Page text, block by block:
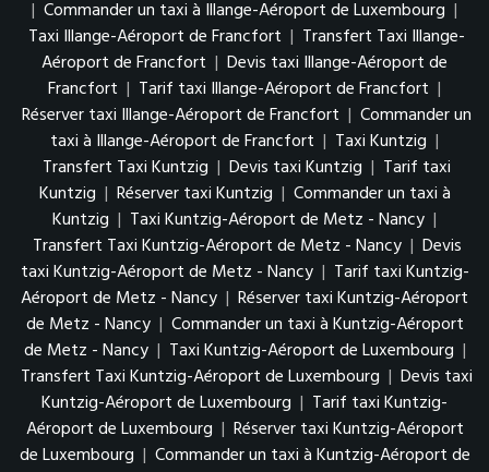
| Commander un taxi à Illange-Aéroport de Luxembourg |
Taxi Illange-Aéroport de Francfort | Transfert Taxi Illange-
Aéroport de Francfort | Devis taxi Illange-Aéroport de
Francfort | Tarif taxi Illange-Aéroport de Francfort |
Réserver taxi Illange-Aéroport de Francfort | Commander un
taxi à Illange-Aéroport de Francfort | Taxi Kuntzig |
Transfert Taxi Kuntzig | Devis taxi Kuntzig | Tarif taxi
Kuntzig | Réserver taxi Kuntzig | Commander un taxi à
Kuntzig | Taxi Kuntzig-Aéroport de Metz - Nancy |
Transfert Taxi Kuntzig-Aéroport de Metz - Nancy | Devis
taxi Kuntzig-Aéroport de Metz - Nancy | Tarif taxi Kuntzig-
Aéroport de Metz - Nancy | Réserver taxi Kuntzig-Aéroport
de Metz - Nancy | Commander un taxi à Kuntzig-Aéroport
de Metz - Nancy | Taxi Kuntzig-Aéroport de Luxembourg |
Transfert Taxi Kuntzig-Aéroport de Luxembourg | Devis taxi
Kuntzig-Aéroport de Luxembourg | Tarif taxi Kuntzig-
Aéroport de Luxembourg | Réserver taxi Kuntzig-Aéroport
de Luxembourg | Commander un taxi à Kuntzig-Aéroport de